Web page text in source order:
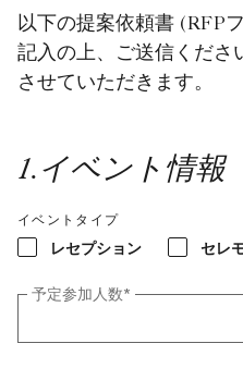
以下の提案依頼書 (RFP
記入の上、ご送信くださ
させていただきます。
1.イベント情報
イベントタイプ
レセプション セレ
予定参加人数*